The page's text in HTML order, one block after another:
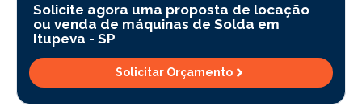
Solicite agora uma proposta de locação
ou venda de máquinas de Solda em
Itupeva - SP
Solicitar Orçamento